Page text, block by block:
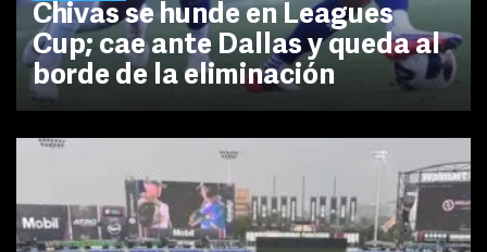
Chivas se hunde en Leagues
Cup; cae ante Dallas y queda al
borde de la eliminación